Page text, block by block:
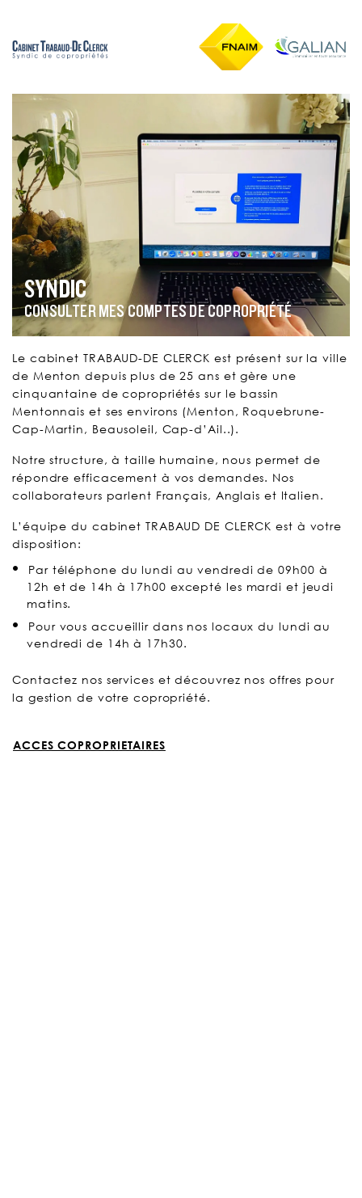
SYNDIC
CONSULTER MES COMPTES DE COPROPRIÉTÉ
Le cabinet TRABAUD-DE CLERCK est présent sur la ville
de Menton depuis plus de 25 ans et gère une
cinquantaine de copropriétés sur le bassin
Mentonnais et ses environs (Menton, Roquebrune-
Cap-Martin, Beausoleil, Cap-d’Ail..).
Notre structure, à taille humaine, nous permet de
répondre efficacement à vos demandes. Nos
collaborateurs parlent Français, Anglais et Italien.
L’équipe du cabinet TRABAUD DE CLERCK est à votre
disposition:
Par téléphone du lundi au vendredi de 09h00 à
12h et de 14h à 17h00 excepté les mardi et jeudi
matins.
Pour vous accueillir dans nos locaux du lundi au
vendredi de 14h à 17h30.
Contactez nos services et découvrez nos offres pour
la gestion de votre copropriété.
ACCES COPROPRIETAIRES